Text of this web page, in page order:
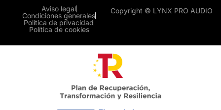
Copyright © LYNX PRO AUDIO
Aviso legal
Condiciones generales
Política de privacidad
Política de cookies